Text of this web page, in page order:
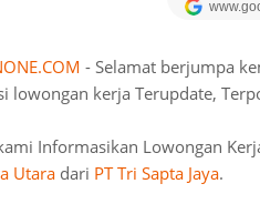
- Selamat berjumpa
lowongan kerja Terupdate,
Informasikan Lowongan
Utara dari PT Tri Sapta Jaya.